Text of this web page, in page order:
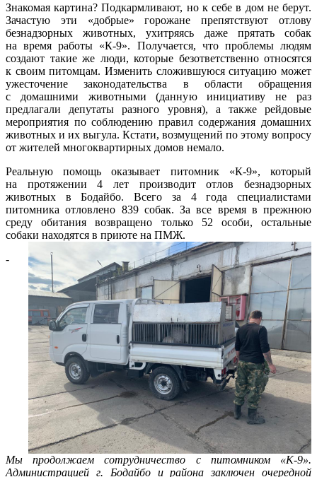
Знакомая картина? Подкармливают, но к себе в дом не берут.
Зачастую эти «добрые» горожане препятствуют отлову
безнадзорных животных, ухитряясь даже прятать собак
на время работы «К-9». Получается, что проблемы людям
создают такие же люди, которые безответственно относятся
к своим питомцам. Изменить сложившуюся ситуацию может
ужесточение законодательства в области обращения
с домашними животными (данную инициативу не раз
предлагали депутаты разного уровня), а также рейдовые
мероприятия по соблюдению правил содержания домашних
животных и их выгула. Кстати, возмущений по этому вопросу
от жителей многоквартирных домов немало.
Реальную помощь оказывает питомник «К-9», который
на протяжении 4 лет производит отлов безнадзорных
животных в Бодайбо. Всего за 4 года специалистами
питомника отловлено 839 собак. За все время в прежнюю
среду обитания возвращено только 52 особи, остальные
собаки находятся в приюте на ПМЖ.
-
Мы продолжаем сотрудничество с питомником «К-9».
Администрацией г. Бодайбо и района заключен очередной